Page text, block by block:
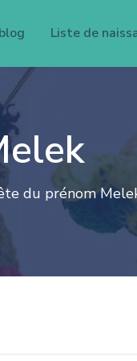
Liste de
du prénom